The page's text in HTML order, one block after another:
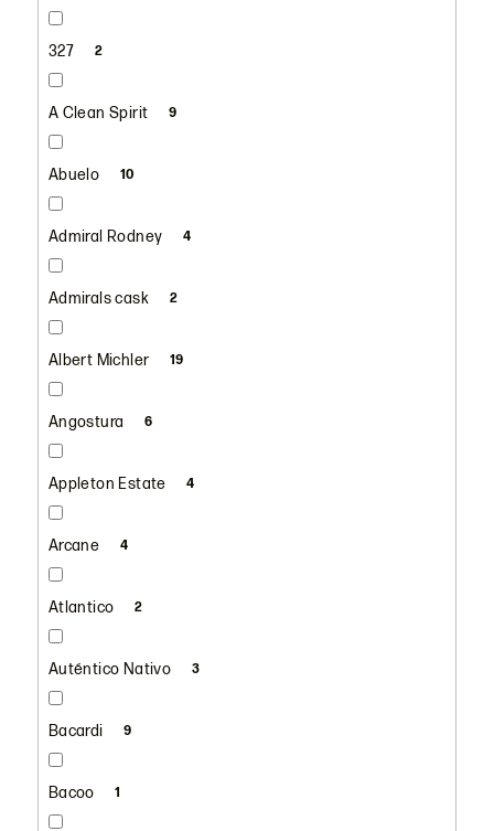
327 2
A Clean Spirit 9
Abuelo 10
Admiral Rodney 4
Admirals cask 2
Albert Michler 19
Angostura 6
Appleton Estate 4
Arcane 4
Atlantico 2
Auténtico Nativo 3
Bacardi 9
Bacoo 1